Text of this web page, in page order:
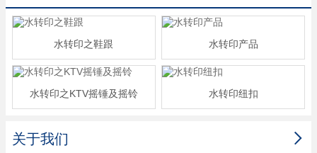
水转印之鞋跟 水转印产品
水转印之KTV摇锤及摇铃 水转印纽扣

关于我们